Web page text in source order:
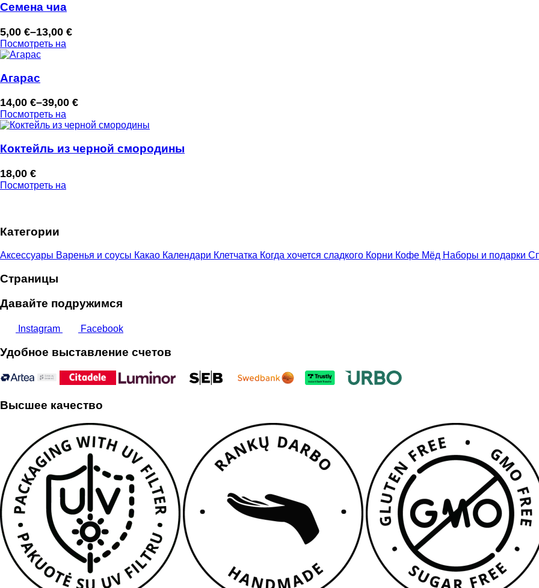
Семена чиа
5,00 €–13,00 €
Диапазон
цен:
–
Посмотреть на
Агарас
14,00 €–39,00 €
Диапазон
цен:
–
Посмотреть на
Коктейль из черной смородины
18,00 €
Посмотреть на
Категории
Аксессуары Варенья и соусы Какао Календари Клетчатка Когда хочется сладкого Корни Кофе Мёд Наборы и подарки
Страницы
Давайте подружимся
Instagram Facebook
Удобное выставление счетов
Высшее качество